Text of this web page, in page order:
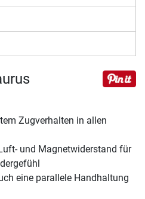
Zugverhalten in allen
und Magnetwiderstand für
eine parallele Handhaltung